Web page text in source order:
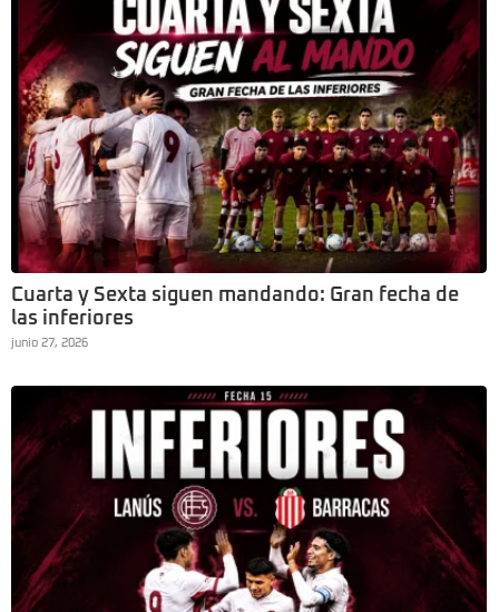
Cuarta y Sexta siguen mandando: Gran fecha de
las inferiores
junio 27, 2026